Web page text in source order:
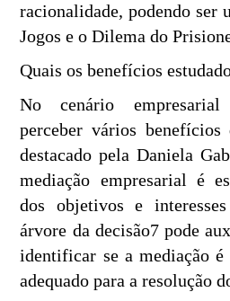
racionalidade, podendo ser
Jogos e o Dilema do
Quais os benefícios
No cenário empresarial
perceber vários benefícios
destacado pela Daniela
mediação empresarial é
dos objetivos e
árvore da decisão7 pode
identificar se a mediação
adequado para a resolução